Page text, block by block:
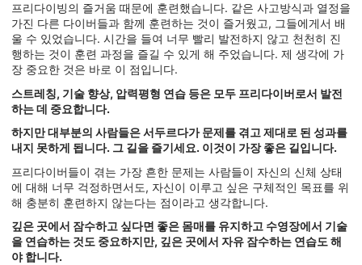
프리다이빙의 즐거움 때문에 훈련했습니다. 같은 사고방식과 열정을
가진 다른 다이버들과 함께 훈련하는 것이 즐거웠고, 그들에게서 배
울 수 있었습니다. 시간을 들여 너무 빨리 발전하지 않고 천천히 진
행하는 것이 훈련 과정을 즐길 수 있게 해 주었습니다. 제 생각에 가
장 중요한 것은 바로 이 점입니다.
스트레칭, 기술 향상, 압력평형 연습 등은 모두 프리다이버로서 발전
하는 데 중요합니다.
하지만 대부분의 사람들은 서두르다가 문제를 겪고 제대로 된 성과를
내지 못하게 됩니다. 그 길을 즐기세요. 이것이 가장 좋은 길입니다.
프리다이버들이 겪는 가장 흔한 문제는 사람들이 자신의 신체 상태
에 대해 너무 걱정하면서도, 자신이 이루고 싶은 구체적인 목표를 위
해 충분히 훈련하지 않는다는 점이라고 생각합니다.
깊은 곳에서 잠수하고 싶다면 좋은 몸매를 유지하고 수영장에서 기술
을 연습하는 것도 중요하지만, 깊은 곳에서 자유 잠수하는 연습도 해
야 합니다.